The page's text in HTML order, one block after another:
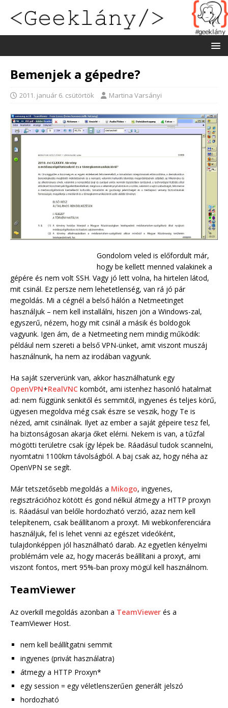
Bemenjek a gépedre?
2011. január 6. csütörtök Martina Varsányi
Gondolom veled is előfordult már,
hogy be kellett menned valakinek a
gépére és nem volt SSH. Vagy jó lett volna, ha hirtelen látod,
mit csinál. Ez persze nem lehetetlenség, van rá jó pár
megoldás. Mi a cégnél a belső hálón a Netmeetinget
használjuk – nem kell installálni, hiszen jön a Windows-zal,
egyszerű, nézem, hogy mit csinál a másik és boldogok
vagyunk. Igen ám, de a Netmeeting nem mindig működik:
például nem szereti a belső VPN-ünket, amit viszont muszáj
használnunk, ha nem az irodában vagyunk.
Ha saját szerverünk van, akkor használhatunk egy
OpenVPN+RealVNC kombót, ami istenhez hasonló hatalmat
ad: nem függünk senkitől és semmitől, ingyenes és teljes körű,
ügyesen megoldva még csak észre se veszik, hogy Te is
nézed, amit csinálnak. Ilyet az ember a saját gépeire tesz fel,
ha biztonságosan akarja őket elérni. Nekem is van, a tűzfal
mögötti területre csak így lépek be. Ráadásul tudok scannelni,
nyomtatni 1100km távolságból. A baj csak az, hogy néha az
OpenVPN se segít.
Már tetszetősebb megoldás a Mikogo, ingyenes,
regisztrációhoz kötött és gond nélkül átmegy a HTTP proxyn
is. Ráadásul van belőle hordozható verzió, azaz nem kell
telepítenem, csak beállítanom a proxyt. Mi webkonferenciára
használjuk, fel is lehet venni az egészet videóként,
tulajdonképpen jól használható darab. Az egyetlen kényelmi
problémám vele az, hogy macerás beállítani a proxyt, ami
viszont fontos, mert 95%-ban proxy mögül kell használnom.
TeamViewer
Az overkill megoldás azonban a TeamViewer és a
TeamViewer Host.
nem kell beállítgatni semmit
ingyenes (privát használatra)
átmegy a HTTP Proxyn*
egy session = egy véletlenszerűen generált jelszó
hordozható